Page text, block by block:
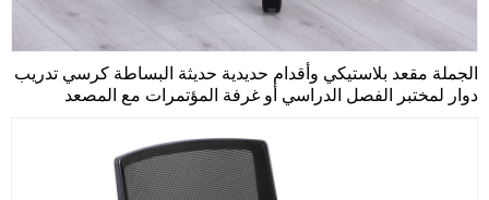
الجملة مقعد بلاستيكي وأقدام حديدية حديثة البساطة كرسي تدريب
دوار لمختبر الفصل الدراسي أو غرفة المؤتمرات مع المصعد